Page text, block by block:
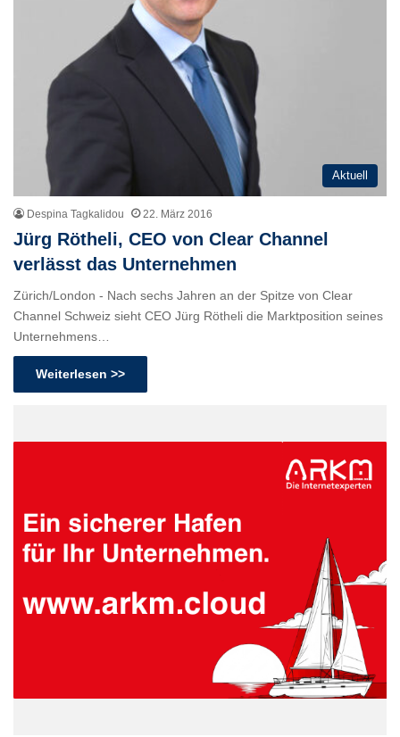
Aktuell
Despina Tagkalidou 22. März 2016
Jürg Rötheli, CEO von Clear Channel
verlässt das Unternehmen
Zürich/London - Nach sechs Jahren an der Spitze von Clear
Channel Schweiz sieht CEO Jürg Rötheli die Marktposition seines
Unternehmens…
Weiterlesen >>